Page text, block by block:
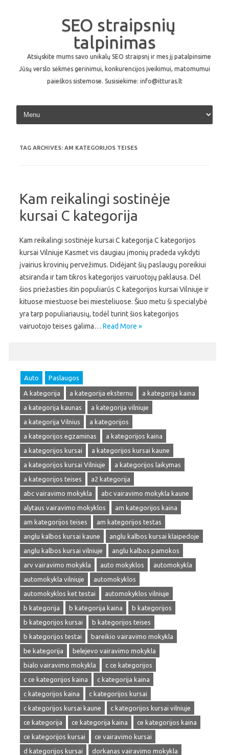
SEO straipsnių
talpinimas
Atsiųskite mums savo unikalų SEO straipsnį ir mes jį patalpinsime
Jūsų verslo sėkmės gerinimui, konkurencijos įveikimui, matomumui
paieškos sistemose. Susisiekime: info@itturas.lt
Skip to content
TAG ARCHIVES: AM KATEGORIJOS TEISES
Kam reikalingi sostinėje
kursai C kategorija
Kam reikalingi sostinėje kursai C kategorija C kategorijos
kursai Vilniuje Kasmet vis daugiau įmonių pradeda vykdyti
įvairius krovinių pervežimus. Didėjant šių paslaugų poreikiui
atsiranda ir tam tikros kategorijos vairuotojų paklausa. Dėl
šios priežasties itin populiarūs C kategorijos kursai Vilniuje ir
kituose miestuose bei miesteliuose. Šiuo metu ši specialybė
yra tarp populiariausių, todėl turint šios kategorijos
vairuotojo teises galima… Read More »
Auto Paslaugos
A kategorija a kategorija eksternu
a kategorija kaina
a kategorija kaunas
a kategorija vilniuje
a kategorija Vilnius
a kategorijos
a kategorijos egzaminas
a kategorijos kaina
a kategorijos kursai
a kategorijos kursai kaune
a kategorijos kursai Vilniuje
a kategorijos laikymas
a kategorijos teises
a2 kategorija
abc vairavimo mokykla
abc vairavimo mokykla kaune
alytaus vairavimo mokyklos
am kategorijos kaina
am kategorijos teises
am kategorijos testas
anglu kalbos kursai kaune
anglu kalbos kursai klaipedoje
anglu kalbos kursai vilniuje
anglu kalbos pamokos
arv vairavimo mokykla
auto mokyklos
automokykla
automokykla vilniuje
automokyklos
automokyklos ket testai
automokyklos vilniuje
b kategorija
b kategorija kaina
b kategorijos
b kategorijos kursai
b kategorijos teises
b kategorijos testai
bareikio vairavimo mokykla
be kategorija
belejevo vairavimo mokykla
bialo vairavimo mokykla
c ce kategorijos
c ce kategorijos kaina
c kategorija kaina
c kategorijos kaina
c kategorijos kursai
c kategorijos kursai kaune
c kategorijos kursai vilniuje
ce kategorija
ce kategorija kaina
ce kategorijos kaina
ce kategorijos kursai
ce vairavimo kursai
d kategorijos kursai
dorkanas vairavimo mokykla